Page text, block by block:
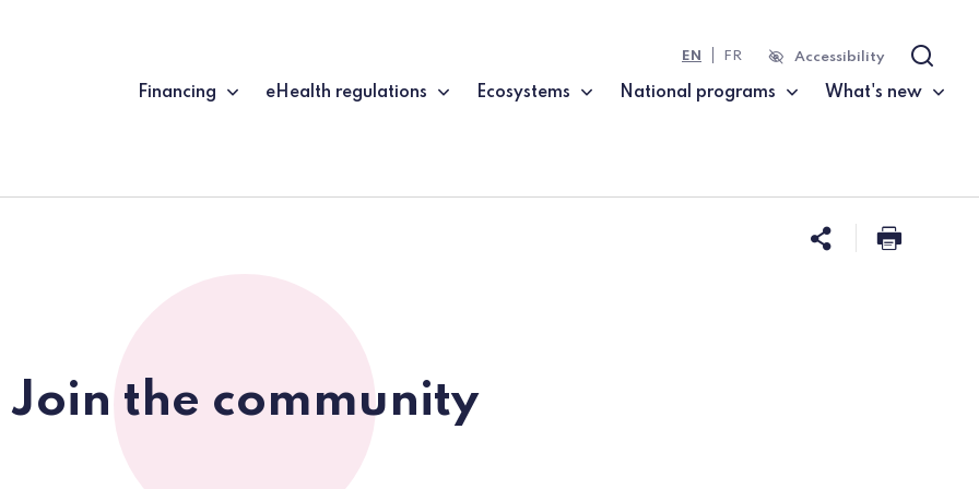
Financing eHealth regulations Ecosystems National programs What's new
EN FR Accessibility Search
Share this
Print
Join the community